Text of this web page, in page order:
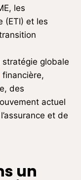
les
(ETI) et les
stratégie globale
financière,
des
actuel
et de
un